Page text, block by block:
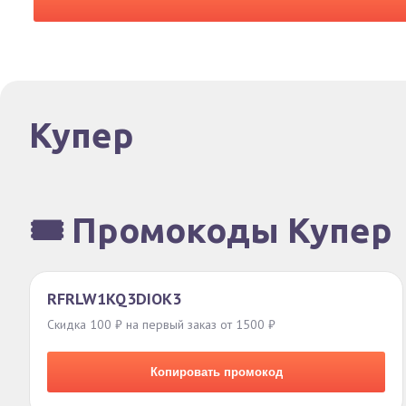
Купер
🎟️ Промокоды Купер
RFRLW1KQ3DIOK3
Скидка 100 ₽ на первый заказ от 1500 ₽
Копировать промокод